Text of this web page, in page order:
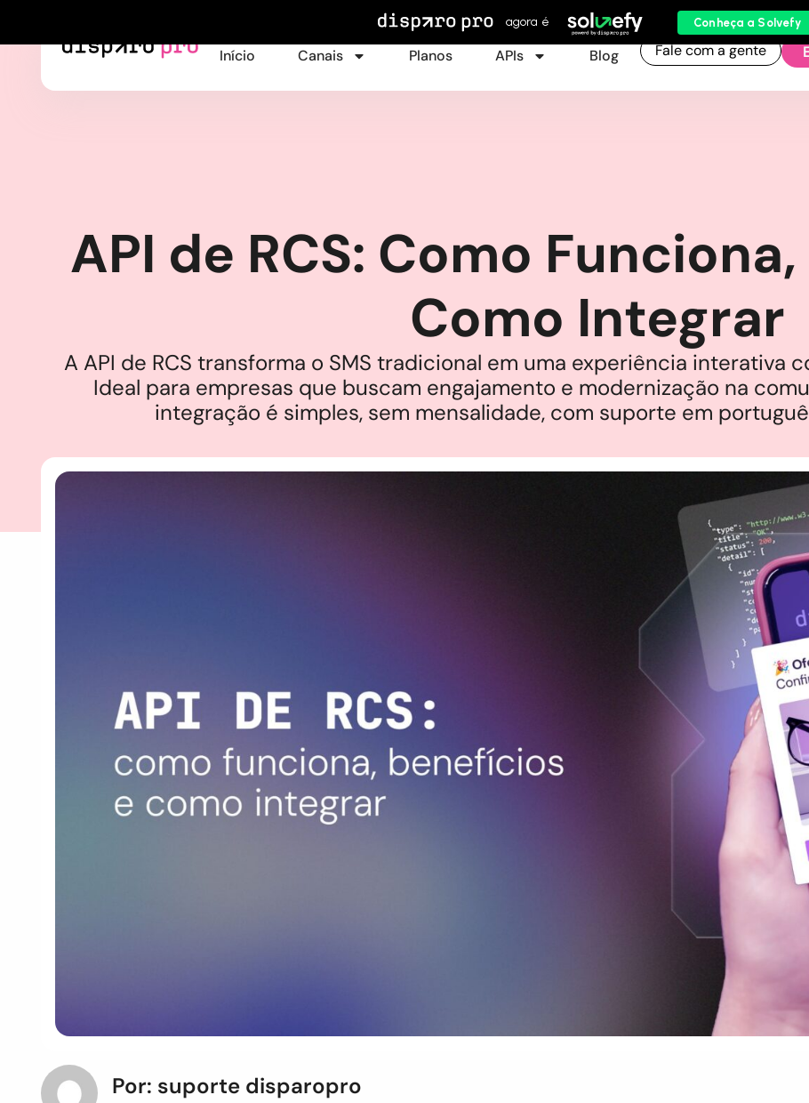
Início Canais Planos APIs Blog Fale com a gente
API de RCS: Como
Como Integrar
A API de RCS transforma o SMS tradicional em uma experiência interativa
Ideal para empresas que buscam engajamento e modernização na
integração é simples, sem mensalidade, com suporte em
Por: suporte disparopro
agora é Conheça a Solvefy